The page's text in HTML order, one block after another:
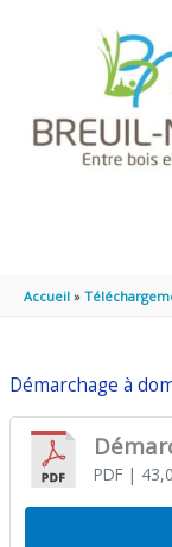
Accueil
Démarchage à
PDF|